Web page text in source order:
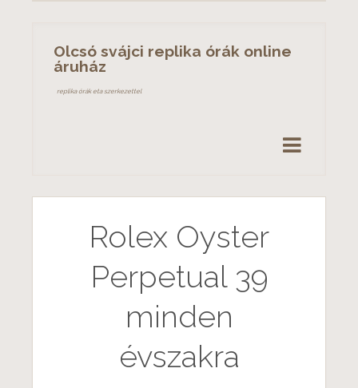
t
Olcsó svájci replika órák online
áruház
replika órák eta szerkezettel
Rolex Oyster
Perpetual 39
minden
évszakra